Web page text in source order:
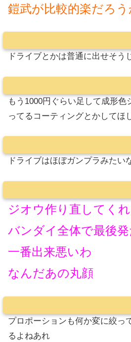
鎧武が比較的楽だろう
ドライブとかは普通に出せそう
もう1000円ぐらい足して成形色
ってるコーティングとかしてほ
ドライブはほぼガンプラみたい
ジオウ作り直してく
バンダイ全体で最後
一番出来悪いわ
なんだあの丸顔
プロポーションも何か変に絞っ
るよねあれ